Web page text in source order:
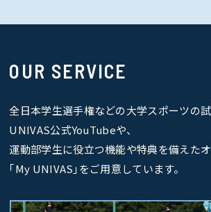
OUR SERVICE
全日本学生選手権などの大学スポーツの
UNIVAS公式YouTubeや、
運動部学生に役立つ機能や特典を備えた
｢My UNIVAS｣をご用意しています。